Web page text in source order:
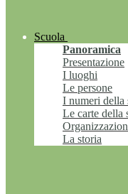
Scuola
Panoramica
Presentazione
I luoghi
Le persone
I numeri della
Le carte della
La storia